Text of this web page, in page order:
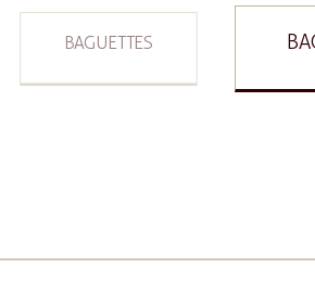
BAGUETTES